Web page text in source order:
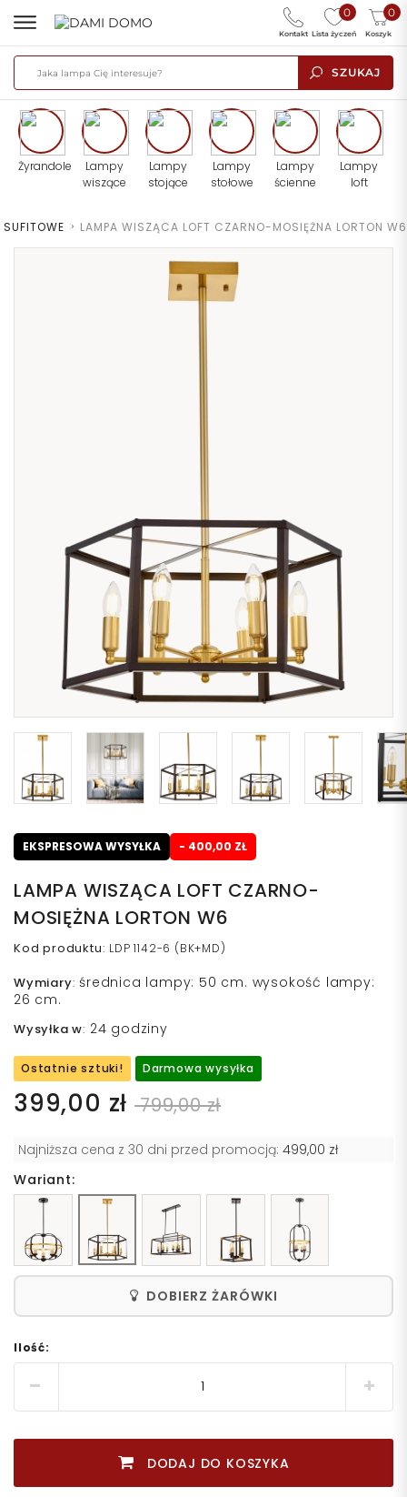
SZUKAJ
0
Lista życzeń
0
Koszyk
Kontakt
Żyrandole
Lampy
wiszące
Lampy
stojące
Lampy
stołowe
Lampy
ścienne
Lampy
loft
SUFITOWE > LAMPA WISZĄCA LOFT CZARNO-MOSIĘŻNA LORTON W6
EKSPRESOWA WYSYŁKA - 400,00 ZŁ
LAMPA WISZĄCA LOFT CZARNO-
MOSIĘŻNA LORTON W6
Kod produktu: LDP 1142-6 (BK+MD)
Wymiary: średnica lampy: 50 cm. wysokość lampy:
26 cm.
Wysyłka w: 24 godziny
Ostatnie sztuki! Darmowa wysyłka
399,00 zł 799,00 zł
Najniższa cena z 30 dni przed promocją: 499,00 zł
Wariant:
DOBIERZ ŻARÓWKI
Ilość:
DODAJ DO KOSZYKA